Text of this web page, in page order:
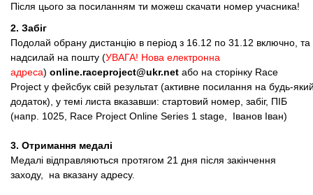
Після цього за посиланням ти можеш скачати номер учасника!
2. Забіг
Подолай обрану дистанцію в період з 16.12 по 31.12 включно, та
надсилай на пошту (УВАГА! Нова електронна
адреса) online.raceproject@ukr.net або на сторінку Race
Project у фейсбук свій результат (активне посилання на будь-
додаток), у темі листа вказавши: стартовий номер, забіг, ПІБ
(напр. 1025, Race Project Online Series 1 stage, Іванов Іван)
3. Отримання медалі
Медалі відправляються протягом 21 дня після закінчення
заходу, на вказану адресу.